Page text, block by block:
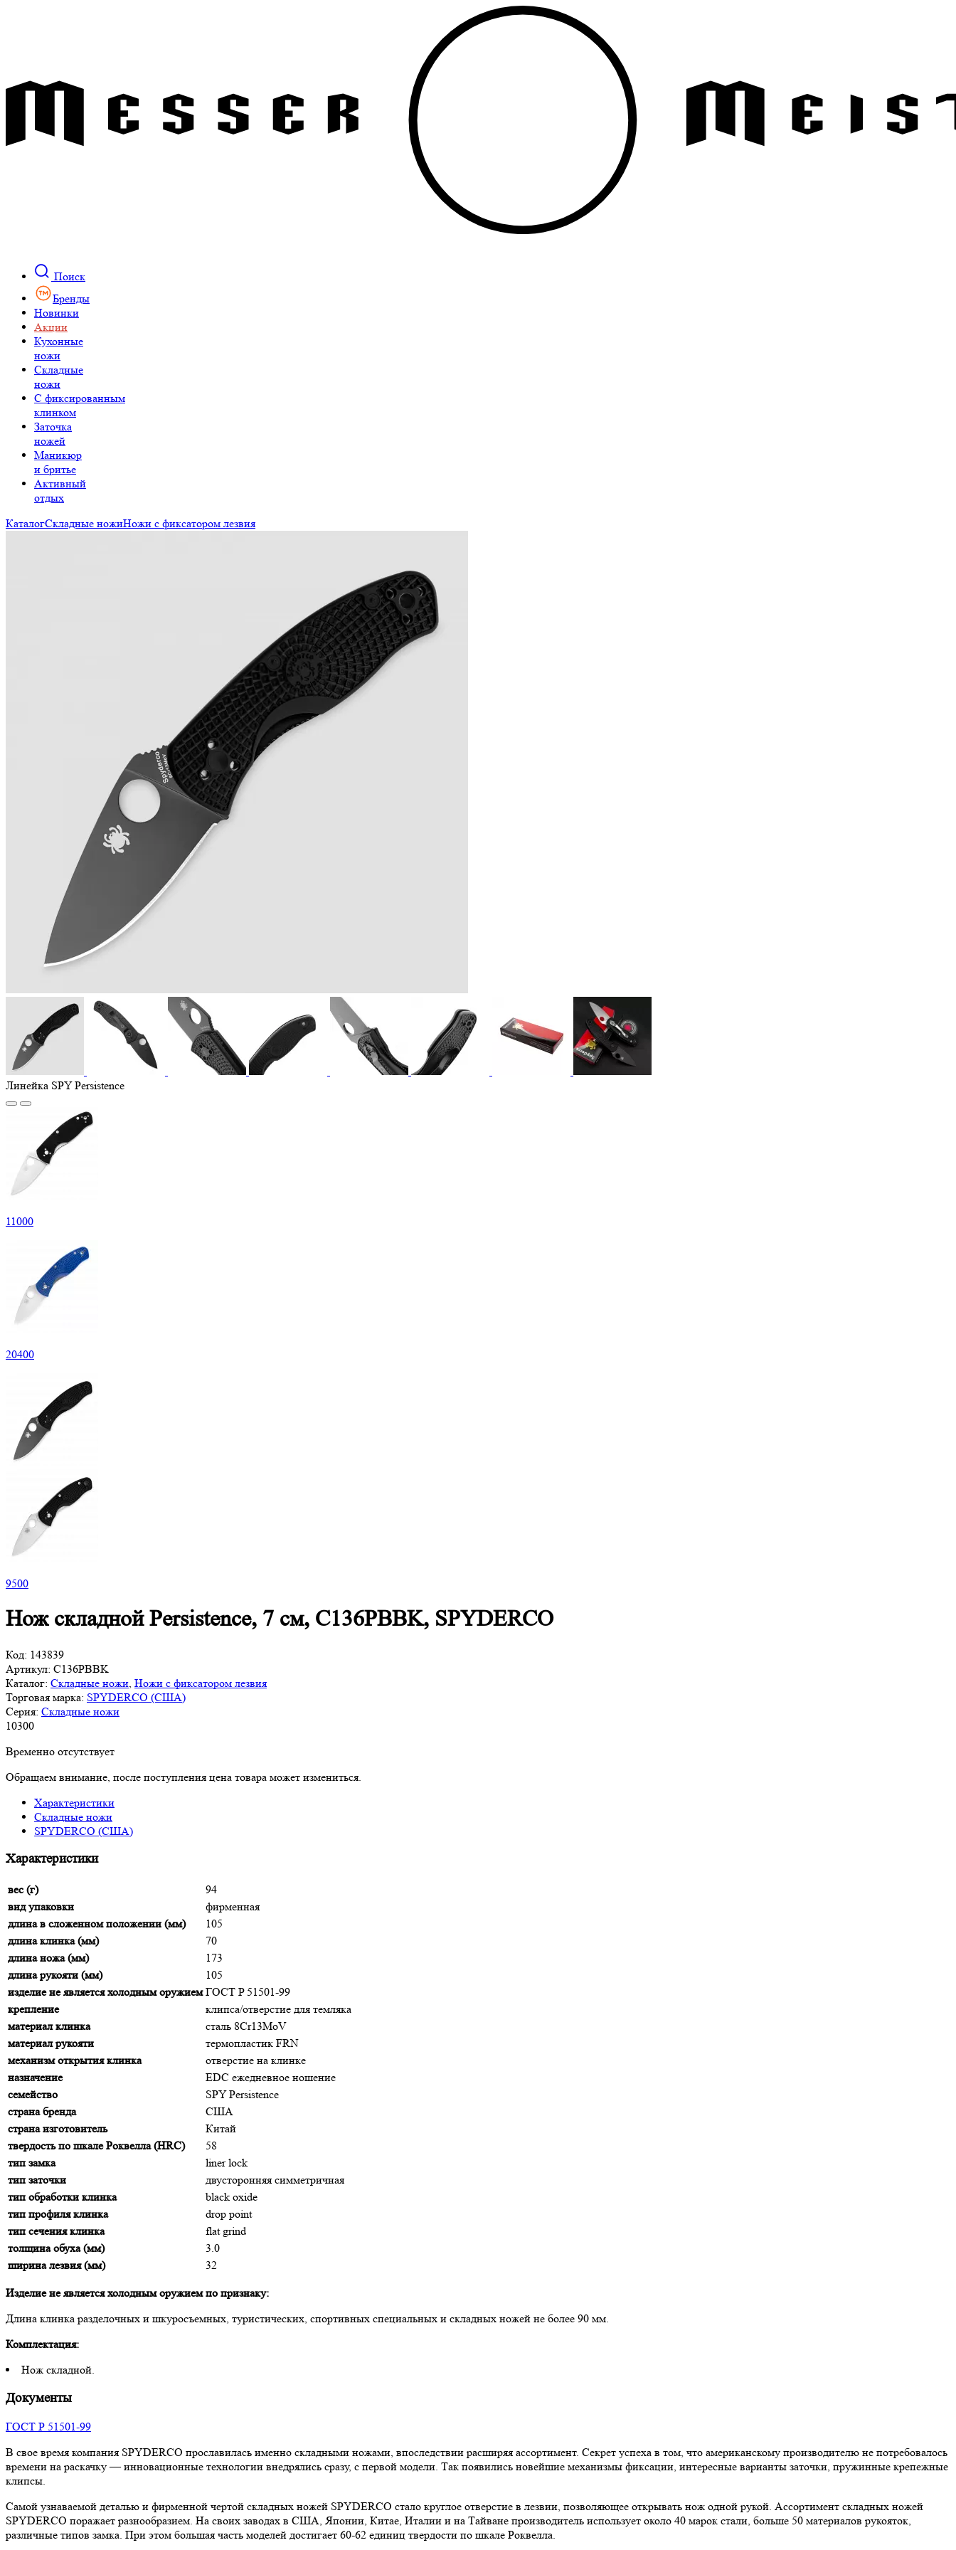
Поиск
Бренды
Новинки
Акции
Кухонные
ножи
Складные
ножи
C фиксированным
клинком
Заточка
ножей
Маникюр
и бритье
Активный
отдых
КаталогСкладные ножиНожи с фиксатором лезвия
Линейка SPY Persistence
11000
20400
9500
Нож складной Persistence, 7 см, C136PBBK, SPYDERCO
Код: 143839
Артикул: C136PBBK
Каталог: Складные ножи Ножи с фиксатором лезвия
Торговая марка: SPYDERCO (США)
Серия: Складные ножи
10300
Временно отсутствует
Обращаем внимание, после поступления цена товара может измениться.
Характеристики
Складные ножи
SPYDERCO (США)
Характеристики
вес (г)
94
вид упаковки
фирменная
длина в сложенном положении (мм)
105
длина клинка (мм)
70
длина ножа (мм)
173
длина рукояти (мм)
105
изделие не является холодным оружием ГОСТ P 51501-99
крепление
клипса/отверстие для темляка
материал клинка
сталь 8Cr13MoV
материал рукояти
термопластик FRN
механизм открытия клинка
отверстие на клинке
назначение
EDC ежедневное ношение
семейство
SPY Persistence
страна бренда
США
страна изготовитель
Китай
твердость по шкале Роквелла (HRC)
58
тип замка
liner lock
тип заточки
двусторонняя симметричная
тип обработки клинка
black oxide
тип профиля клинка
drop point
тип сечения клинка
flat grind
толщина обуха (мм)
3.0
ширина лезвия (мм)
32
Изделие не является холодным оружием по признаку:
Длина клинка разделочных и шкуросъемных, туристических, спортивных специальных и складных ножей не более 90 мм.
Комплектация:
Нож складной.
Документы
ГОСТ Р 51501-99
В свое время компания SPYDERCO прославилась именно складными ножами, впоследствии расширяя ассортимент. Секрет успеха в том, что американскому производителю не потребовалось
времени на раскачку — инновационные технологии внедрялись сразу, с первой модели. Так появились новейшие механизмы фиксации, интересные варианты заточки, пружинные крепежные
клипсы.
Самой узнаваемой деталью и фирменной чертой складных ножей SPYDERCO стало круглое отверстие в лезвии, позволяющее открывать нож одной рукой. Ассортимент складных ножей
SPYDERCO поражает разнообразием. На своих заводах в США, Японии, Китае, Италии и на Тайване производитель использует около 40 марок стали, больше 50 материалов рукояток,
различные типов замка. При этом большая часть моделей достигает 60-62 единиц твердости по шкале Роквелла.